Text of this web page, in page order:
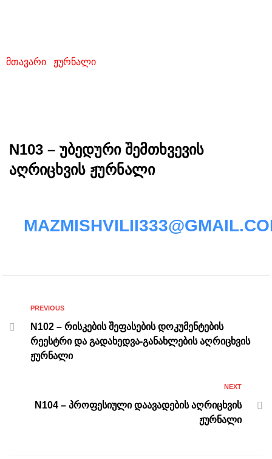
მთავარი ჟურნალი
N103 – უბედური შემთხვევის
აღრიცხვის ჟურნალი
PREVIOUS
N102 – რისკების შეფასების დოკუმენტების
რეესტრი და გადახედვა-განახლების აღრიცხვის
ჟურნალი
NEXT
N104 – პროფესიული დაავადების აღრიცხვის
ჟურნალი